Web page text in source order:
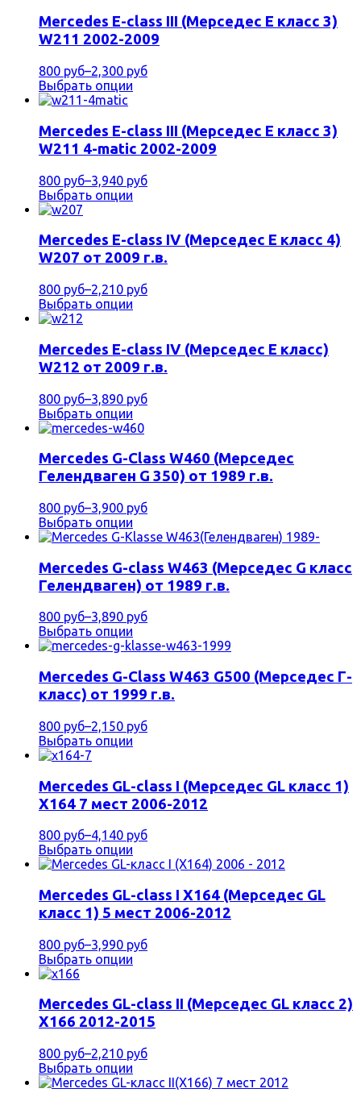
Mercedes E-class III (Мерседес Е класс 3)
W211 2002-2009
800 руб–2,300 руб
Выбрать опции
Mercedes E-class III (Мерседес Е класс 3)
W211 4-matic 2002-2009
800 руб–3,940 руб
Выбрать опции
Mercedes E-class IV (Мерседес Е класс 4)
W207 от 2009 г.в.
800 руб–2,210 руб
Выбрать опции
Mercedes E-class IV (Мерседес Е класс)
W212 от 2009 г.в.
800 руб–3,890 руб
Выбрать опции
Mercedes G-Class W460 (Мерседес
Гелендваген G 350) от 1989 г.в.
800 руб–3,900 руб
Выбрать опции
Mercedes G-class W463 (Мерседес G класс
Гелендваген) от 1989 г.в.
800 руб–3,890 руб
Выбрать опции
Mercedes G-Class W463 G500 (Мерседес Г-
класс) от 1999 г.в.
800 руб–2,150 руб
Выбрать опции
Mercedes GL-class I (Мерседес GL класс 1)
X164 7 мест 2006-2012
800 руб–4,140 руб
Выбрать опции
Mercedes GL-class I X164 (Мерседес GL
класс 1) 5 мест 2006-2012
800 руб–3,990 руб
Выбрать опции
Mercedes GL-class II (Мерседес GL класс 2)
X166 2012-2015
800 руб–2,210 руб
Выбрать опции